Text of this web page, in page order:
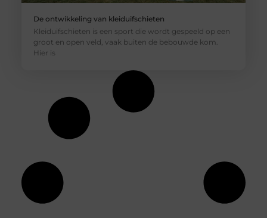
De ontwikkeling van kleiduifschieten
Kleiduifschieten is een sport die wordt gespeeld op een
groot en open veld, vaak buiten de bebouwde kom.
Hier is